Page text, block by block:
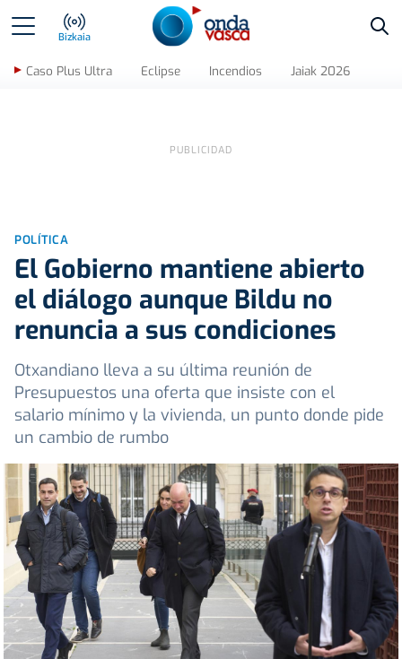
Bizkaia
Caso Plus Ultra Eclipse Incendios Jaiak 2026
POLÍTICA
El Gobierno mantiene abierto
el diálogo aunque Bildu no
renuncia a sus condiciones
Otxandiano lleva a su última reunión de
Presupuestos una oferta que insiste con el
salario mínimo y la vivienda, un punto donde pide
un cambio de rumbo